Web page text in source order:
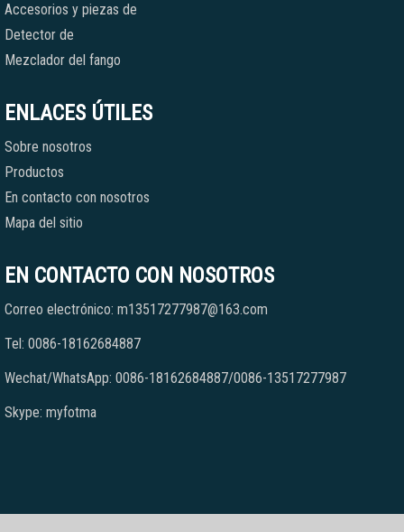
Accesorios y piezas de
Detector de
Mezclador del fango
ENLACES ÚTILES
Sobre nosotros
Productos
En contacto con nosotros
Mapa del sitio
EN CONTACTO CON NOSOTROS
Correo electrónico: m13517277987@163.com
Tel: 0086-18162684887
Wechat/WhatsApp: 0086-18162684887/0086-13517277987
Skype: myfotma